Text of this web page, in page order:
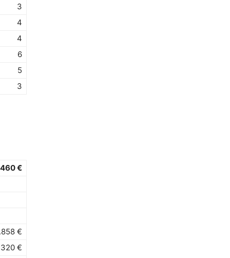
3
4
4
6
5
3
€
€
€